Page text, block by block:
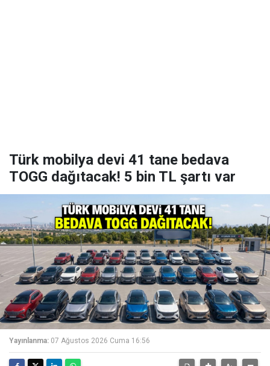
Türk mobilya devi 41 tane bedava
TOGG dağıtacak! 5 bin TL şartı var
Yayınlanma: 07 Ağustos 2026 Cuma 16:56